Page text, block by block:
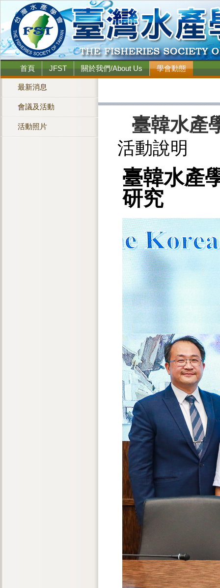
首頁 JFST 關於我們/About Us 學會動態
最新消息
會議及活動
活動照片 臺韓水產
活動說明
臺韓水產
研究